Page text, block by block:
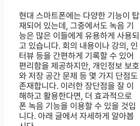
현대 스마트폰에는 다양한 기능이 탑
재되어 있는데, 그중에서도 녹음 기
능은 많은 이들에게 유용하게 사용되
고 있습니다. 회의 내용이나 강의, 인
터뷰 등을 간편하게 기록할 수 있어
편리함을 제공하지만, 개인정보 보호
와 저장 공간 문제 등 몇 가지 단점도
존재합니다. 이러한 장단점을 잘 이
해하고 활용한다면, 더 효과적으로
폰 녹음 기능을 이용할 수 있을 것입
니다. 아래 글에서 자세하게 알아봅